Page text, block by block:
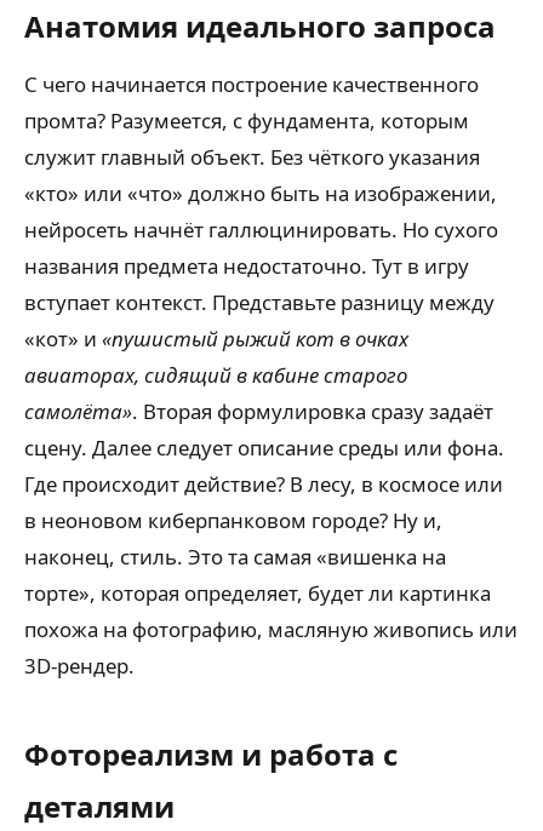
Анатомия идеального запроса
С чего начинается построение качественного
промта? Разумеется, с фундамента, которым
служит главный объект. Без чёткого указания
«кто» или «что» должно быть на изображении,
нейросеть начнёт галлюцинировать. Но сухого
названия предмета недостаточно. Тут в игру
вступает контекст. Представьте разницу между
«кот» и «пушистый рыжий кот в очках
авиаторах, сидящий в кабине старого
самолёта». Вторая формулировка сразу задаёт
сцену. Далее следует описание среды или фона.
Где происходит действие? В лесу, в космосе или
в неоновом киберпанковом городе? Ну и,
наконец, стиль. Это та самая «вишенка на
торте», которая определяет, будет ли картинка
похожа на фотографию, масляную живопись или
3D-рендер.
Фотореализм и работа с
деталями